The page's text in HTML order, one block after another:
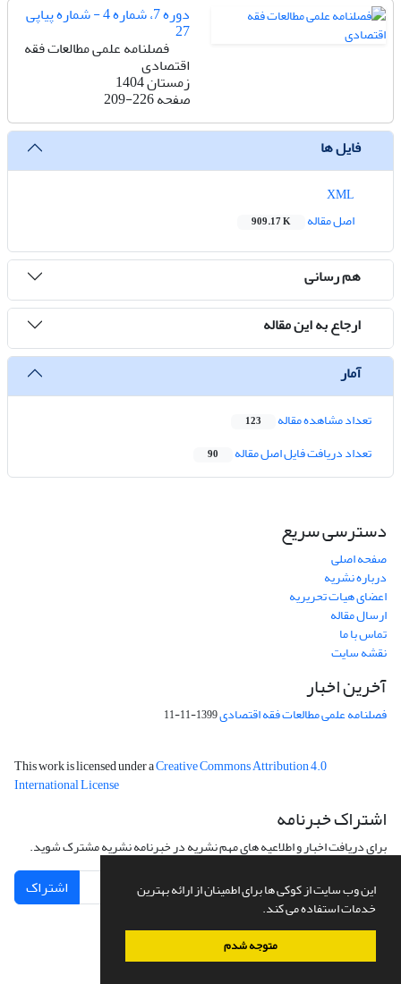
این وب سایت از کوکی ها برای اطمینان از ارائه بهترین
خدمات استفاده می کند.
متوجه شدم
دوره 7، شماره 4 - شماره پیاپی
27
فصلنامه علمی مطالعات فقه
اقتصادی
زمستان 1404
صفحه209-226
فایل ها
اصل مقاله
909.17 K
هم رسانی
ارجاع به این مقاله
آمار
تعداد مشاهده مقاله 123
تعداد دریافت فایل اصل مقاله 90
دسترسی سریع
صفحه اصلی
درباره نشریه
اعضای هیات تحریریه
ارسال مقاله
تماس با ما
نقشه سایت
آخرین اخبار
فصلنامه علمی مطالعات فقه اقتصادی1399-11-11
This work is licensed under aCreative Commons Attribution 4.0
International License
اشتراک خبرنامه
برای دریافت اخبار و اطلاعیه های مهم نشریه در خبرنامه نشریه مشترک شوید.
اشتراک
سامانه مدیریت نشریات علمی.طراحی و پیاده سازی ازسیناوب